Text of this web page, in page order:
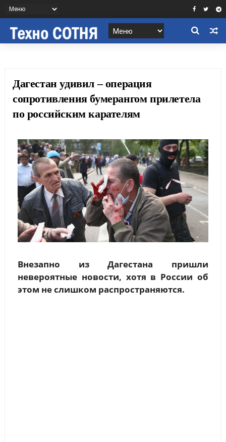
Дагестан удивил – операция
сопротивления бумерангом прилетела
по российским карателям
Внезапно из Дагестана пришли
невероятные новости, хотя в России об
этом не слишком распространяются.